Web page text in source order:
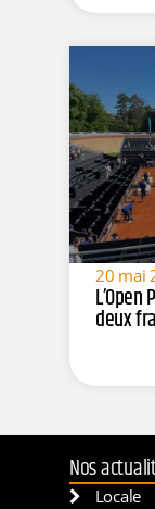
20 mai
deux
Nos
Locale